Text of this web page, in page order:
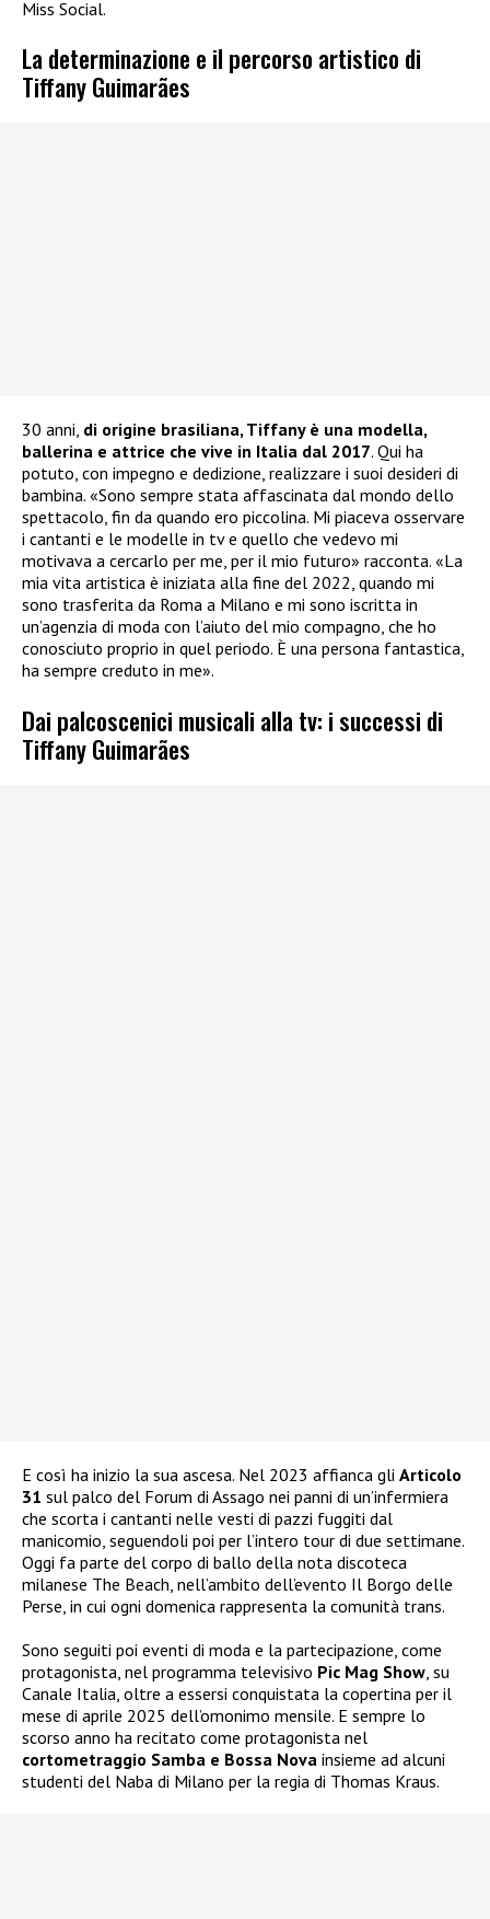
Miss Social.
La determinazione e il percorso artistico di
Tiffany Guimarães
30 anni, di origine brasiliana, Tiffany è una modella,
ballerina e attrice che vive in Italia dal 2017. Qui ha
potuto, con impegno e dedizione, realizzare i suoi desideri di
bambina. «Sono sempre stata affascinata dal mondo dello
spettacolo, fin da quando ero piccolina. Mi piaceva osservare
i cantanti e le modelle in tv e quello che vedevo mi
motivava a cercarlo per me, per il mio futuro» racconta. «La
mia vita artistica è iniziata alla fine del 2022, quando mi
sono trasferita da Roma a Milano e mi sono iscritta in
un’agenzia di moda con l’aiuto del mio compagno, che ho
conosciuto proprio in quel periodo. È una persona fantastica,
ha sempre creduto in me».
Dai palcoscenici musicali alla tv: i successi di
Tiffany Guimarães
E così ha inizio la sua ascesa. Nel 2023 affianca gli Articolo
31 sul palco del Forum di Assago nei panni di un’infermiera
che scorta i cantanti nelle vesti di pazzi fuggiti dal
manicomio, seguendoli poi per l’intero tour di due settimane.
Oggi fa parte del corpo di ballo della nota discoteca
milanese The Beach, nell’ambito dell’evento Il Borgo delle
Perse, in cui ogni domenica rappresenta la comunità trans.
Sono seguiti poi eventi di moda e la partecipazione, come
protagonista, nel programma televisivo Pic Mag Show , su
Canale Italia, oltre a essersi conquistata la copertina per il
mese di aprile 2025 dell’omonimo mensile. E sempre lo
scorso anno ha recitato come protagonista nel
cortometraggio Samba e Bossa Nova insieme ad alcuni
studenti del Naba di Milano per la regia di Thomas Kraus.